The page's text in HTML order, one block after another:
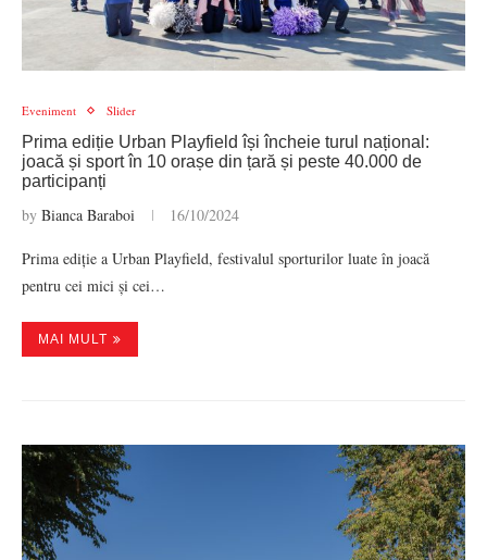
Eveniment Slider
Prima ediție Urban Playfield își încheie turul național:
joacă și sport în 10 orașe din țară și peste 40.000 de
participanți
by Bianca Baraboi 16/10/2024
Prima ediție a Urban Playfield, festivalul sporturilor luate în joacă
pentru cei mici și cei…
MAI MULT